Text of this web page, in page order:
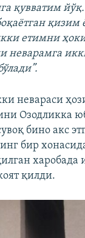
қувватим
қизим
етимни
неварамга
невараси
Озодликка
бино акс
бир
харобада
қилди.